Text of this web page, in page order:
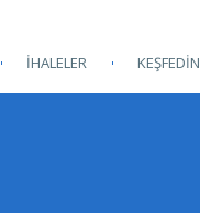
İHALELER KEŞFEDİN